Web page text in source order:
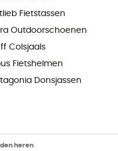
Fietstassen
Outdoorschoenen
Colsjaals
Fietshelmen
Donsjassen
heren